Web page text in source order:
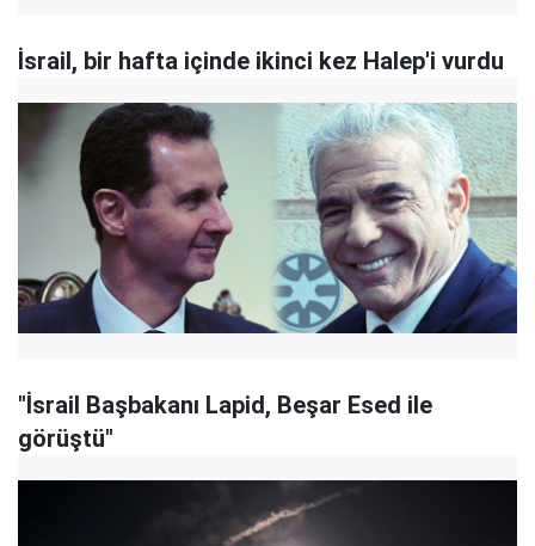
İsrail, bir hafta içinde ikinci kez Halep'i vurdu
"İsrail Başbakanı Lapid, Beşar Esed ile
görüştü"